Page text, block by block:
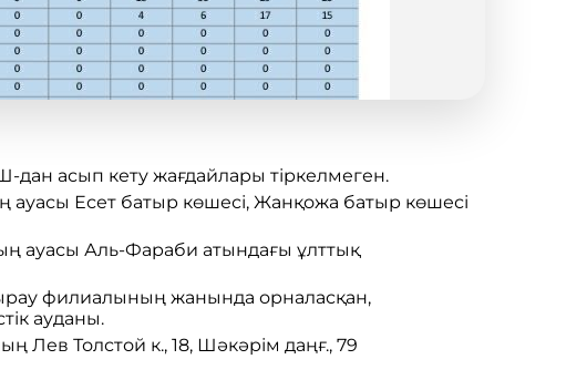
асып кету жағдайлары тіркелмеген.
ауасы Есет батыр көшесі, Жанқожа батыр көшесі
ауасы Аль-Фараби атындағы ұлттық
филиалының жанында орналасқан,
ауданы.
Лев Толстой к., 18, Шәкәрім даңғ., 79